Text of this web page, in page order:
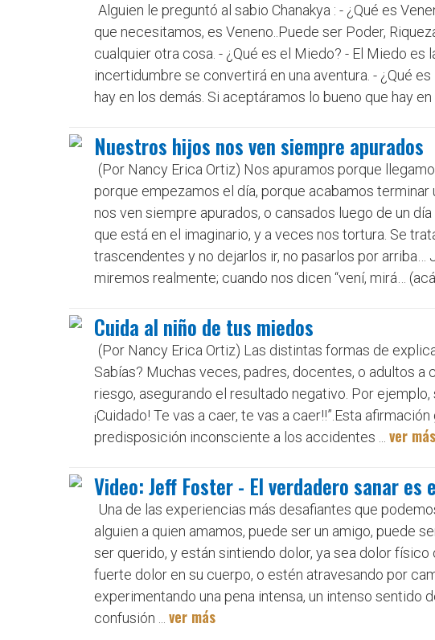
Alguien le preguntó al sabio Chanakya : - ¿Qué es
que necesitamos, es Veneno..Puede ser Poder,
cualquier otra cosa. - ¿Qué es el Miedo? - El Miedo
incertidumbre se convertirá en una aventura. - ¿Qué
hay en los demás. Si aceptáramos lo bueno que hay
Nuestros hijos nos ven siempre apurados
(Por Nancy Erica Ortiz) Nos apuramos porque
porque empezamos el día, porque acabamos
nos ven siempre apurados, o cansados luego de un
que está en el imaginario, y a veces nos tortura. Se
trascendentes y no dejarlos ir, no pasarlos por arriba…
miremos realmente; cuando nos dicen “vení, mirá… (acá
Cuida al niño de tus miedos
(Por Nancy Erica Ortiz) Las distintas formas de
Sabías? Muchas veces, padres, docentes, o adultos
riesgo, asegurando el resultado negativo. Por
¡Cuidado! Te vas a caer, te vas a caer!!”.Esta
predisposición inconsciente a los accidentes ... ver más
Video: Jeff Foster - El verdadero sanar
Una de las experiencias más desafiantes que
alguien a quien amamos, puede ser un amigo, puede
ser querido, y están sintiendo dolor, ya sea dolor
fuerte dolor en su cuerpo, o estén atravesando por
experimentando una pena intensa, un intenso sentido
confusión ... ver más